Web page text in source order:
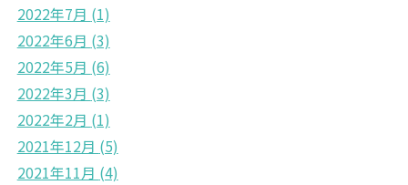
2022年7月 (1)
2022年6月 (3)
2022年5月 (6)
2022年3月 (3)
2022年2月 (1)
2021年12月 (5)
2021年11月 (4)